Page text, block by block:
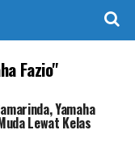
Fazio"
Yamaha
Lewat Kelas